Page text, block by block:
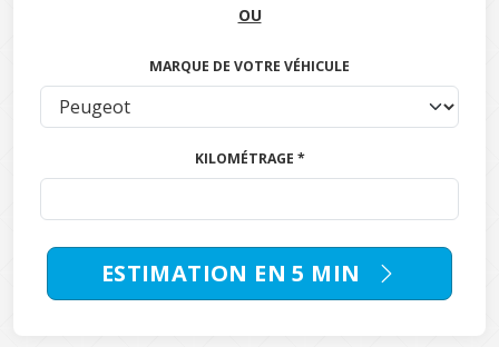
OU
MARQUE DE VOTRE VÉHICULE
KILOMÉTRAGE *
ESTIMATION EN 5 MIN